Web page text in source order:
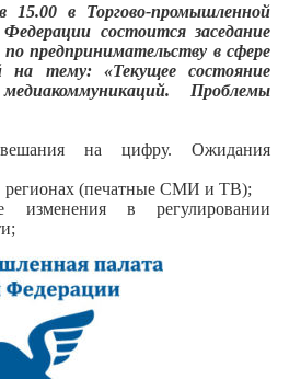
15.00 в Торгово-промышленной
состоится заседание
предпринимательству в сфере
на тему: «Текущее состояние
Проблемы
на цифру. Ожидания
регионах (печатные СМИ и ТВ);
изменения в регулировании